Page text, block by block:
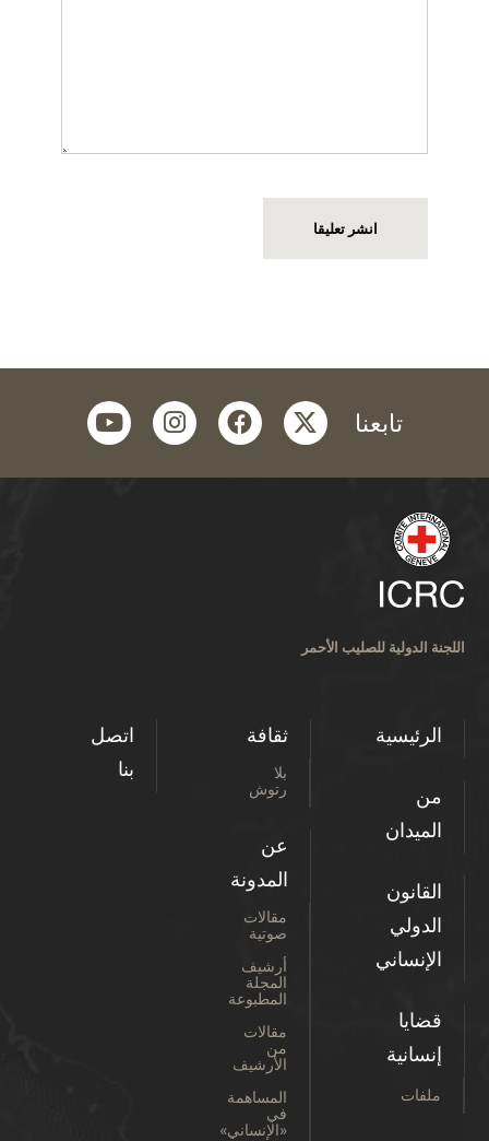
تابعنا twitter
facebook
instagram
youtube
اللجنة الدولية للصليب الأحمر
الرئيسية
من
الميدان
القانون
الدولي
الإنساني
قضايا
إنسانية
ملفات
ثقافة
بلا
رتوش
عن
المدونة
مقالات
صوتية
أرشيف
المجلة
المطبوعة
مقالات
من
الأرشيف
المساهمة
في
«الإنساني»
اتصل
بنا